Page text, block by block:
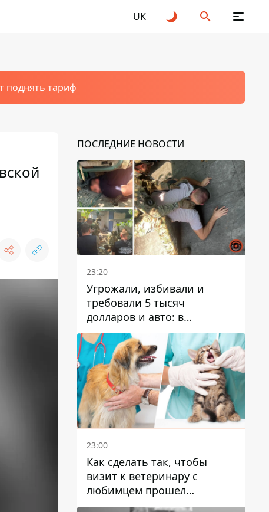
UK
поднять тариф
ПОСЛЕДНИЕ НОВОСТИ
23:20
Угрожали, избивали и
требовали 5 тысяч
долларов и авто: в
Павлограде задержали двух
мужчин
23:00
Как сделать так, чтобы
визит к ветеринару с
любимцем прошел
спокойно: простые советы